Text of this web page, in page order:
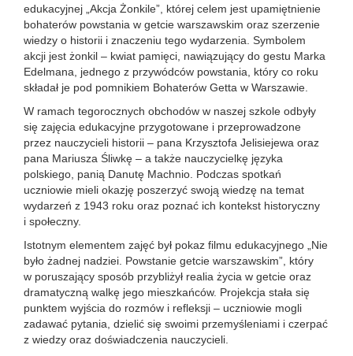
edukacyjnej „Akcja Żonkile”, której celem jest upamiętnienie
bohaterów powstania w getcie warszawskim oraz szerzenie
wiedzy o historii i znaczeniu tego wydarzenia. Symbolem
akcji jest żonkil – kwiat pamięci, nawiązujący do gestu Marka
Edelmana, jednego z przywódców powstania, który co roku
składał je pod pomnikiem Bohaterów Getta w Warszawie.
W ramach tegorocznych obchodów w naszej szkole odbyły
się zajęcia edukacyjne przygotowane i przeprowadzone
przez nauczycieli historii – pana Krzysztofa Jelisiejewa oraz
pana Mariusza Śliwkę – a także nauczycielkę języka
polskiego, panią Danutę Machnio. Podczas spotkań
uczniowie mieli okazję poszerzyć swoją wiedzę na temat
wydarzeń z 1943 roku oraz poznać ich kontekst historyczny
i społeczny.
Istotnym elementem zajęć był pokaz filmu edukacyjnego „Nie
było żadnej nadziei. Powstanie getcie warszawskim”, który
w poruszający sposób przybliżył realia życia w getcie oraz
dramatyczną walkę jego mieszkańców. Projekcja stała się
punktem wyjścia do rozmów i refleksji – uczniowie mogli
zadawać pytania, dzielić się swoimi przemyśleniami i czerpać
z wiedzy oraz doświadczenia nauczycieli.